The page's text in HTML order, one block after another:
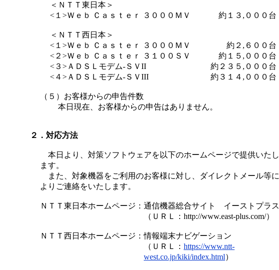
＜ＮＴＴ東日本＞
<１>Ｗｅｂ Ｃａｓｔｅｒ ３０００ＭＶ
約１３,０００台
＜ＮＴＴ西日本＞
<１>Ｗｅｂ Ｃａｓｔｅｒ ３０００ＭＶ
約２,６００台
<２>Ｗｅｂ Ｃａｓｔｅｒ ３１００ＳＶ
約１５,０００台
<３>ＡＤＳＬモデム‐ＳＶII
約２３５,０００台
<４>ＡＤＳＬモデム‐ＳＶIII
約３１４,０００台
（５）お客様からの申告件数
本日現在、お客様からの申告はありません。
２．対応方法
本日より、対策ソフトウェアを以下のホームページで提供いたし
ます。
また、対象機器をご利用のお客様に対し、ダイレクトメール等に
よりご連絡をいたします。
ＮＴＴ東日本ホームページ： 通信機器総合サイト イーストプラス
（ＵＲＬ：http://www.east-plus.com/）
ＮＴＴ西日本ホームページ：情報端末ナビゲーション
（ＵＲＬ： https://www.ntt-
west.co.jp/kiki/index.html）